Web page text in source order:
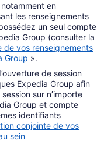
en
les renseignements
un seul compte
Group (consulter la
de vos renseignements
Group ».
de session
Expedia Group afin
sur n’importe
Group et compte
identifiants
conjointe de vos
sein